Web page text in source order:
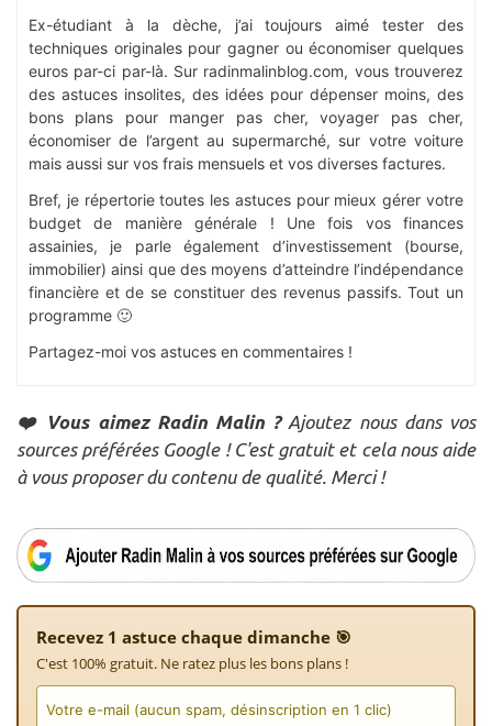
Ex-étudiant à la dèche, j’ai toujours aimé tester des
techniques originales pour gagner ou économiser quelques
euros par-ci par-là. Sur radinmalinblog.com, vous trouverez
des astuces insolites, des idées pour dépenser moins, des
bons plans pour manger pas cher, voyager pas cher,
économiser de l’argent au supermarché, sur votre voiture
mais aussi sur vos frais mensuels et vos diverses factures.
Bref, je répertorie toutes les astuces pour mieux gérer votre
budget de manière générale ! Une fois vos finances
assainies, je parle également d’investissement (bourse,
immobilier) ainsi que des moyens d’atteindre l’indépendance
financière et de se constituer des revenus passifs. Tout un
programme 🙂
Partagez-moi vos astuces en commentaires !
❤️ Vous aimez Radin Malin ?Ajoutez nous dans vos
sources préférées Google ! C'est gratuit et cela nous aide
à vous proposer du contenu de qualité. Merci !
Recevez 1 astuce chaque dimanche 🎯
C'est 100% gratuit. Ne ratez plus les bons plans !